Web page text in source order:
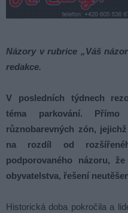
Názory v rubrice „Váš
redakce.
V posledních týdnech
téma parkování.
různobarevných zón,
na rozdíl od
podporovaného názoru,
obyvatelstva, řešení
Historická doba pokročila a